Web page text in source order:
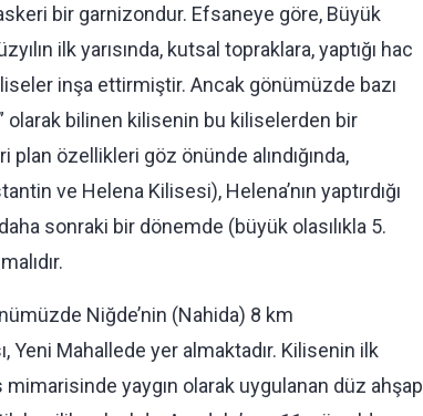
bir garnizondur. Efsaneye göre, Büyük
ilk yarısında, kutsal topraklara, yaptığı hac
inşa ettirmiştir. Ancak gönümüzde bazı
olarak bilinen kilisenin bu kiliselerden bir
plan özellikleri göz önünde alındığında,
ve Helena Kilisesi), Helena’nın yaptırdığı
sonraki bir dönemde (büyük olasılıkla 5.
Niğde’nin (Nahida) 8 km
Yeni Mahallede yer almaktadır. Kilisenin ilk
mimarisinde yaygın olarak uygulanan düz ahşap